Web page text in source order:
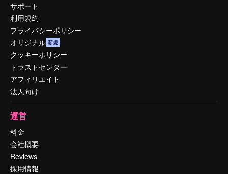
サポート
利用規約
プライバシーポリシー
オリジナル 新規
クッキーポリシー
トラストセンター
アフィリエイト
法人向け
運営
料金
会社概要
Reviews
採用情報